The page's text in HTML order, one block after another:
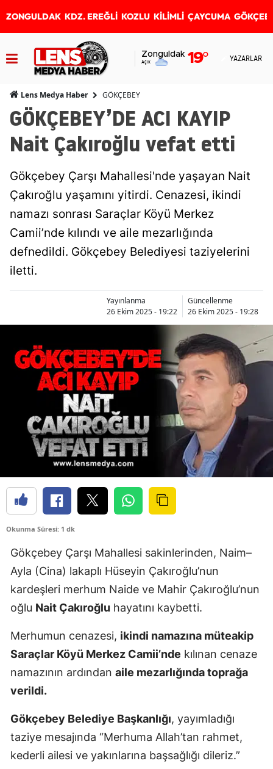
ZONGULDAK KDZ. EREĞLİ KOZLU KİLİMLİ ÇAYCUMA
Zonguldak
Açık 19° YAZARLAR
Lens Medya Haber GÖKÇEBEY
GÖKÇEBEY’DE ACI KAYIP
Nait Çakıroğlu vefat etti
Gökçebey Çarşı Mahallesi'nde yaşayan Nait
Çakıroğlu yaşamını yitirdi. Cenazesi, ikindi
namazı sonrası Saraçlar Köyü Merkez
Camii’nde kılındı ve aile mezarlığında
defnedildi. Gökçebey Belediyesi taziyelerini
iletti.
Yayınlanma
26 Ekim 2025 - 19:22
Güncellenme
26 Ekim 2025 - 19:28
Okunma Süresi: 1 dk
Gökçebey Çarşı Mahallesi sakinlerinden, Naim–
Ayla (Cina) lakaplı Hüseyin Çakıroğlu’nun
kardeşleri merhum Naide ve Mahir Çakıroğlu’nun
oğlu Nait Çakıroğlu hayatını kaybetti.
Merhumun cenazesi, ikindi namazına müteakip
Saraçlar Köyü Merkez Camii’nde kılınan cenaze
namazının ardından aile mezarlığında toprağa
verildi.
Gökçebey Belediye Başkanlığı, yayımladığı
taziye mesajında “Merhuma Allah’tan rahmet,
kederli ailesi ve yakınlarına başsağlığı dileriz.”